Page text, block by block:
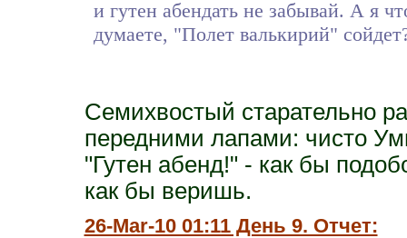
и гутен абендать не забывай. А я
думаете, "Полет валькирий"
Семихвостый старательно
передними лапами: чисто
"Гутен абенд!" - как бы
как бы веришь.
26-Mar-10 01:11 День 9. Отчет: